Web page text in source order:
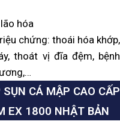
hóa
chứng: thoái hóa khớp,
thoát vị đĩa đệm, bệnh
CÁ MẬP CAO CẤP
EX 1800 NHẬT BẢN